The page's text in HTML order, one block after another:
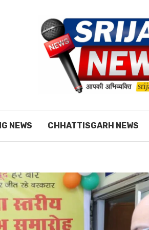
NEWS CHHATTISGARH NEWS